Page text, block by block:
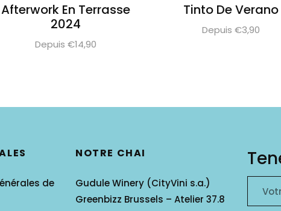
Afterwork En Terrasse
2024
Depuis €14,90
Tinto De Verano
Depuis €3,90
de
NOTRE CHAI
Gudule Winery (CityVini s.a.)
Greenbizz Brussels – Atelier 37.8